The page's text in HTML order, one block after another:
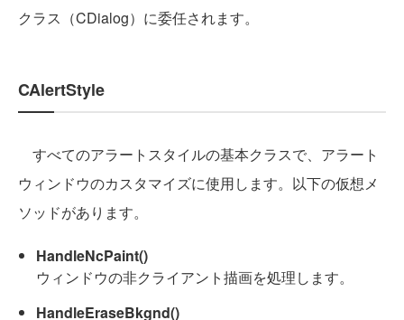
クラス（CDialog）に委任されます。
CAlertStyle
すべてのアラートスタイルの基本クラスで、アラート
ウィンドウのカスタマイズに使用します。以下の仮想メ
ソッドがあります。
HandleNcPaint()
ウィンドウの非クライアント描画を処理します。
HandleEraseBkgnd()